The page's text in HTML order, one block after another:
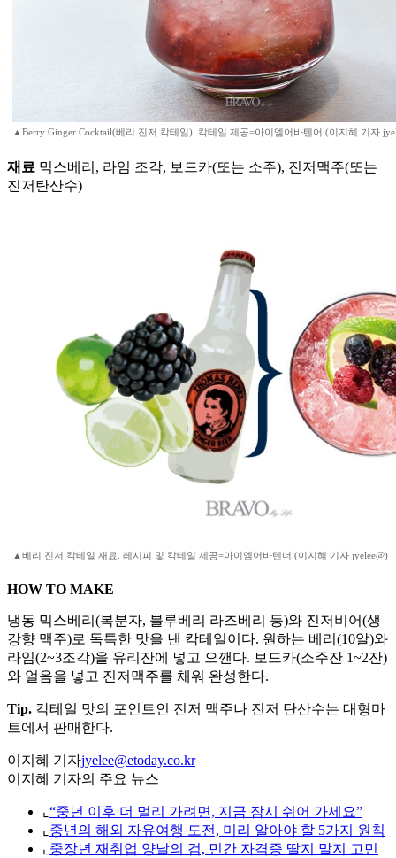
▲Berry Ginger Cocktail(베리 진저 칵테일). 칵테일 제공=아이엠어바텐어.(이지혜 기자
재료 믹스베리, 라임 조각, 보드카(또는 소주), 진저맥주(또는
진저탄산수)
▲베리 진저 칵테일 재료. 레시피 및 칵테일 제공=아이엠어바텐더.(이지혜 기자 jyelee@)
HOW TO MAKE
냉동 믹스베리(복분자, 블루베리 라즈베리 등)와 진저비어(생
강향 맥주)로 독특한 맛을 낸 칵테일이다. 원하는 베리(10알)와
라임(2~3조각)을 유리잔에 넣고 으깬다. 보드카(소주잔 1~2잔)
와 얼음을 넣고 진저맥주를 채워 완성한다.
Tip. 칵테일 맛의 포인트인 진저 맥주나 진저 탄산수는 대형마
트에서 판매한다.
이지혜 기자jyelee@etoday.co.kr
이지혜 기자의 주요 뉴스
⌞ “중년 이후 더 멀리 가려면, 지금 잠시 쉬어 가세요”
⌞ 중년의 해외 자유여행 도전, 미리 알아야 할 5가지 원칙
⌞ 중장년 재취업 양날의 검, 민간 자격증 딸지 말지 고민